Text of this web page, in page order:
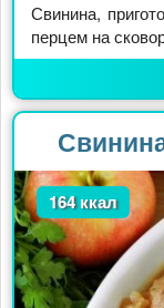
Свинина,
перцем на
164 ккал